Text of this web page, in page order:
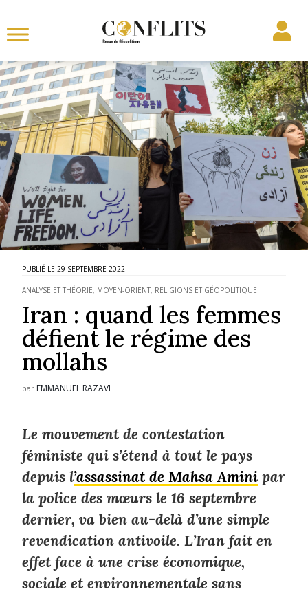
29 SEPTEMBRE 2022
ANALYSE ET THÉORIE, MOYEN-ORIENT, RELIGIONS ET GÉOPOLITIQUE
Iran : quand les femmes
défient le régime des
mollahs
par EMMANUEL RAZAVI
Le mouvement de contestation
féministe qui s’étend à tout le pays
depuis l’assassinat de Mahsa Amini par
la police des mœurs le 16 septembre
dernier, va bien au-delà d’une simple
revendication antivoile. L’Iran fait en
effet face à une crise économique,
sociale et environnementale sans